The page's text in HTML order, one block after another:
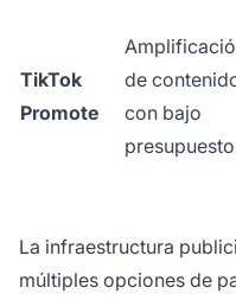
TikTok
Promote
de
con bajo
presupuesto
La infraestructura
múltiples opciones de